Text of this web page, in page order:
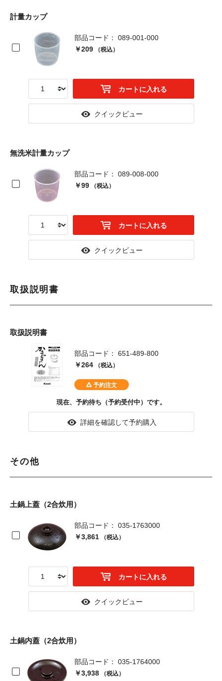
計量カップ
部品コード： 089-001-000
￥209 （税込）
カートに入れる
クイックビュー
無洗米計量カップ
部品コード： 089-008-000
￥99 （税込）
カートに入れる
クイックビュー
取扱説明書
取扱説明書
部品コード： 651-489-800
￥264 （税込）
現在、予約待ち（予約受付中）です。
詳細を確認して予約購入
その他
土鍋上蓋（2合炊用）
部品コード： 035-1763000
￥3,861 （税込）
カートに入れる
クイックビュー
土鍋内蓋（2合炊用）
部品コード： 035-1764000
￥3,938 （税込）